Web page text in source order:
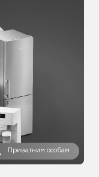
Приватним особам